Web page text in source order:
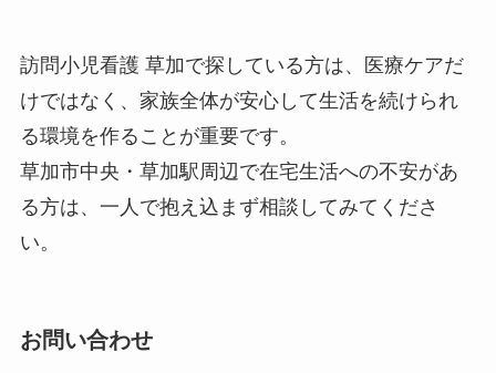
訪問小児看護 草加で探している方は、医療ケアだ
けではなく、家族全体が安心して生活を続けられ
る環境を作ることが重要です。
草加市中央・草加駅周辺で在宅生活への不安があ
る方は、一人で抱え込まず相談してみてくださ
い。
お問い合わせ